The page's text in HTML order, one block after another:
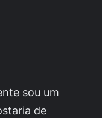
sou um
de